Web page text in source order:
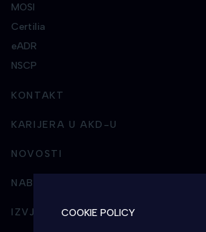
MOSI
Certilia
eADR
NSCP
KONTAKT
KARIJERA U AKD-U
NOVOSTI
NABAVA
IZVJEŠTAVANJE I POSLOVNI
COOKIE POLICY